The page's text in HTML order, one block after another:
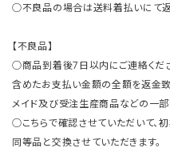
○不良品の場合は送料着払いにて返
【不良品】
○商品到着後7日以内にご連絡くだ
含めたお支払い金額の全額を返金致
メイド及び受注生産商品などの一部
○こちらで確認させていただいて、
同等品と交換させていただきます。